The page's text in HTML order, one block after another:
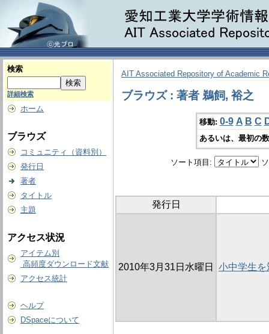
検索
詳細検索
ホーム
ブラウズ
コミュニティ（資料別）
発行日
著者
タイトル
主題
アクセス状況
アイテム別
高頻度ダウンロード文献
アクセス統計
ヘルプ
DSpaceについて
AIT Associated Repository of Academic
ブラウズ : 著者 鵜飼, 裕之
移動: 0-9 A B C
あるいは、最初の
ソート項目:
発行日
2010年3月31日水曜日 小中学生